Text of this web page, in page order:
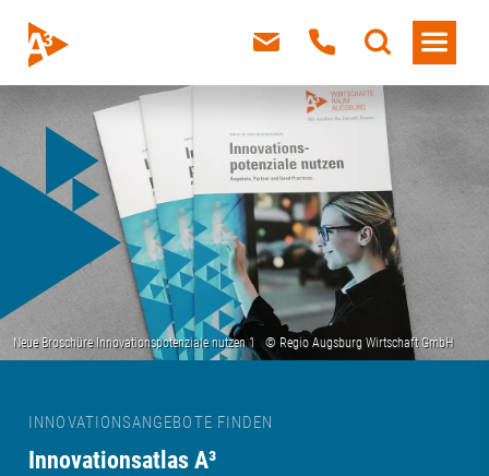
INNOVATIONSANGEBOTE FINDEN
Innovationsatlas A³